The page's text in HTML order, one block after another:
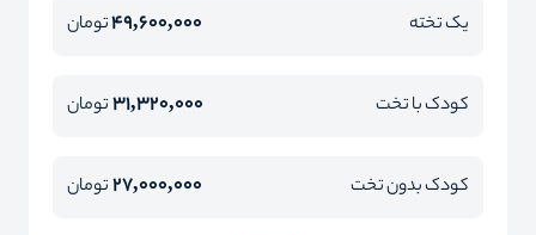
یک تخته 49,600,000تومان
کودک با تخت 31,320,000تومان
کودک بدون تخت 27,000,000تومان